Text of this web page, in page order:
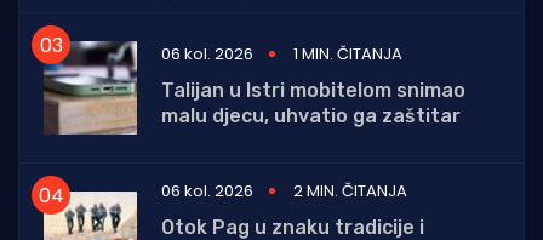
06 kol. 2026
1 MIN. ČITANJA
Talijan u Istri mobitelom snimao
malu djecu, uhvatio ga zaštitar
06 kol. 2026
2 MIN. ČITANJA
Otok Pag u znaku tradicije i